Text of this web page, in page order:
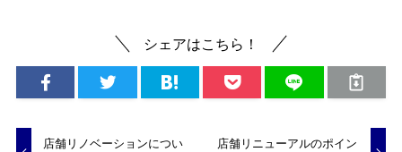
シェアはこちら！
店舗リノベーションについ
店舗リニューアルのポイン